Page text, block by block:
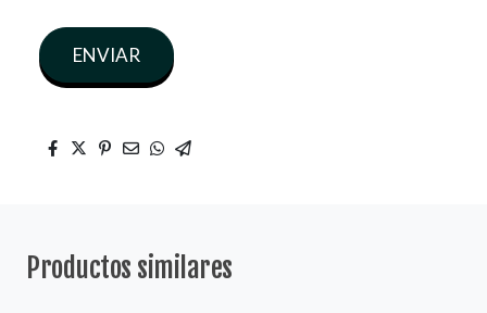
ENVIAR
Productos similares